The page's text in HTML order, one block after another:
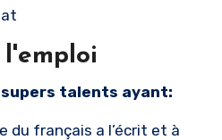
l'emploi
supers talents ayant:
du français a l’écrit et à